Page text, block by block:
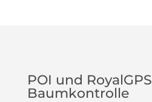
POI und
Baumkontrolle